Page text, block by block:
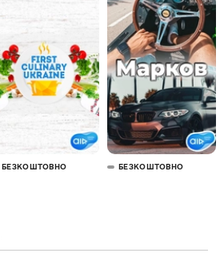
БЕЗКОШТОВНО БЕЗКОШТОВНО